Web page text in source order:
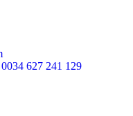
0034 627 241 129